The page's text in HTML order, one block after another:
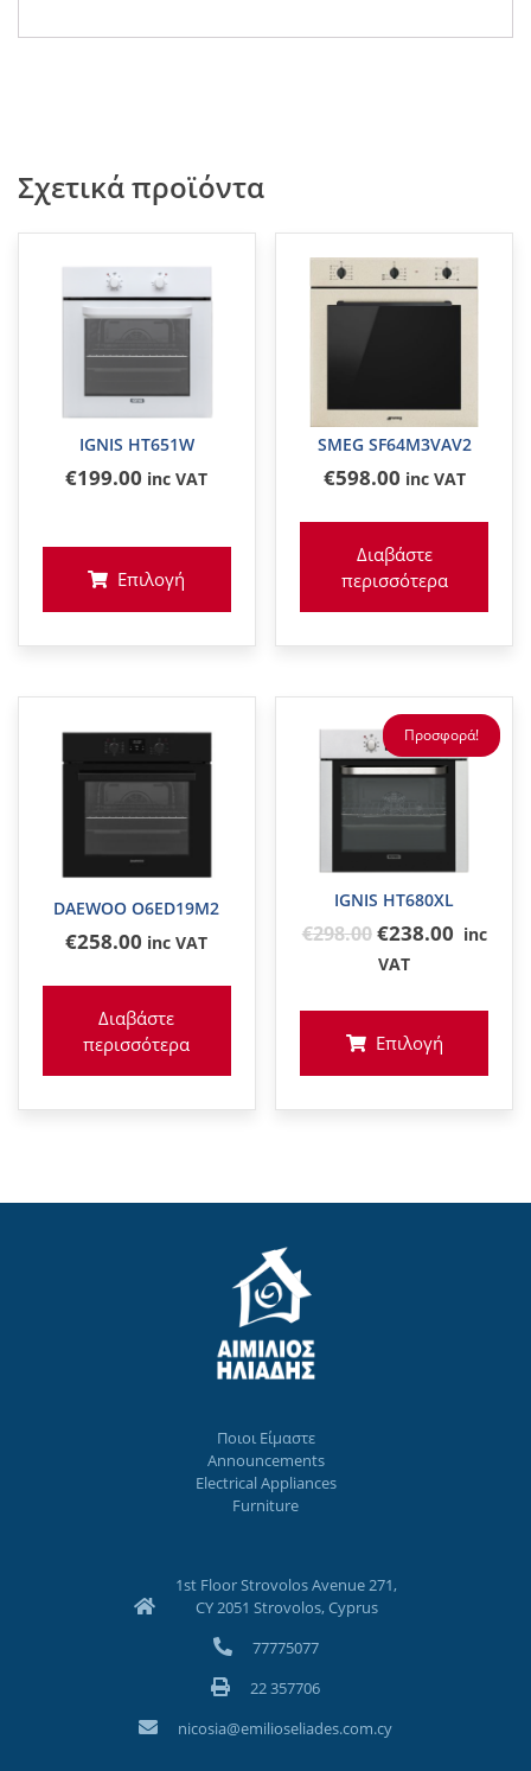
Σχετικά προϊόντα
IGNIS HT651W
€199.00 inc VAT
Επιλογή
SMEG SF64M3VAV2
€598.00 inc VAT
Διαβάστε
περισσότερα
DAEWOO O6ED19M2
€258.00 inc VAT
Διαβάστε
περισσότερα
Προσφορά!
IGNIS HT680XL
€298.00Original
price
€238.00 inc
VAT
Επιλογή
Ποιοι Eίμαστε
Announcements
Electrical Appliances
Furniture
1st Floor Strovolos Avenue 271,
CY 2051 Strovolos, Cyprus
77775077
22 357706
nicosia@emilioseliades.com.cy